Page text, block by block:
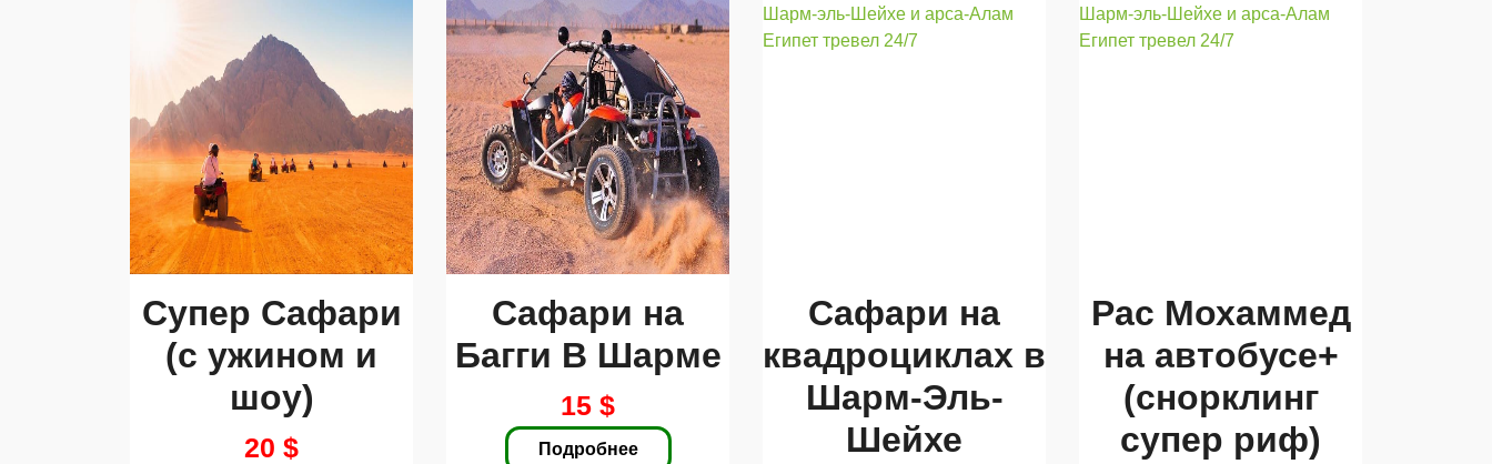
Супер Сафари
(с ужином и
шоу)
20 $
Сафари на
Багги В Шарме
15 $
Подробнее
Сафари на
квадроциклах в
Шарм-Эль-
Шейхе
Рас Мохаммед
на автобусе+
(снорклинг
супер риф)